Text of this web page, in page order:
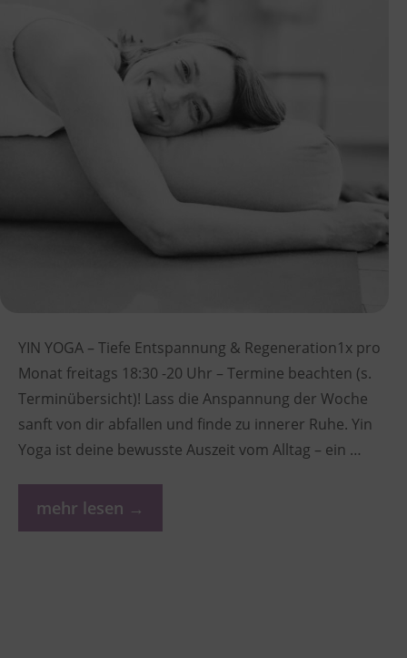
YIN YOGA – Tiefe Entspannung & Regeneration1x pro
Monat freitags 18:30 -20 Uhr – Termine beachten (s.
Terminübersicht)! Lass die Anspannung der Woche
sanft von dir abfallen und finde zu innerer Ruhe. Yin
Yoga ist deine bewusste Auszeit vom Alltag – ein …
mehr lesen →